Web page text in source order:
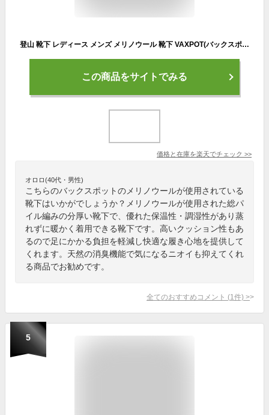
登山 靴下 レディース メンズ メリノウール 靴下 VAXPOT(バックスポット) VA-8259 登山用靴下 トレッキングソックス アウトドア ソックス クルー丈 パイル編み くつした 男性 女性[返品交換不可]
この商品をサイトでみる
価格と在庫を楽天でチェック >>
オロロ(40代・男性)
こちらのバックスポットのメリノウールが使用されている
靴下はいかがでしょうか？メリノウールが使用された総パ
イル編みの分厚い靴下で、優れた保温性・調湿性があり蒸
れずに暖かく着用できる靴下です。高いクッション性もあ
るので足にかかる負担を軽減し快適な履き心地を提供して
くれます。天然の消臭機能で気になるニオイも抑えてくれ
る商品でお勧めです。
全てのおすすめコメント (1 件) >
5